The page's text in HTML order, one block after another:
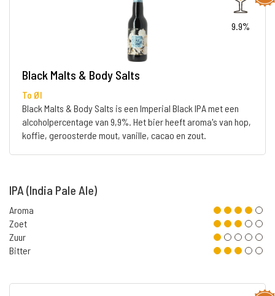
9.9%
Black Malts & Body Salts
To Øl
Black Malts & Body Salts is een Imperial Black IPA met een
alcoholpercentage van 9,9%. Het bier heeft aroma's van hop,
koffie, geroosterde mout, vanille, cacao en zout.
IPA (India Pale Ale)
Aroma
Zoet
Zuur
Bitter